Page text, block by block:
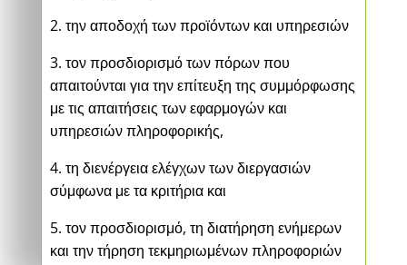
2. την αποδοχή των προϊόντων και υπηρεσιών
3. τον προσδιορισμό των πόρων που
απαιτούνται για την επίτευξη της συμμόρφωσης
με τις απαιτήσεις των εφαρμογών και
υπηρεσιών πληροφορικής,
4. τη διενέργεια ελέγχων των διεργασιών
σύμφωνα με τα κριτήρια και
5. τον προσδιορισμό, τη διατήρηση ενήμερων
και την τήρηση τεκμηριωμένων πληροφοριών